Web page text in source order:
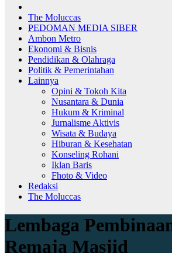
The Moluccas
PEDOMAN MEDIA SIBER
Ambon Metro
Ekonomi & Bisnis
Pendidikan & Olahraga
Politik & Pemerintahan
Lainnya
Opini & Tokoh Kita
Nusantara & Dunia
Hukum & Kriminal
Jurnalisme Aktivis
Wisata & Budaya
Hiburan & Kesehatan
Konseling Rohani
Iklan Baris
Fhoto & Video
Redaksi
The Moluccas
Lembaga
Remaja Masjid